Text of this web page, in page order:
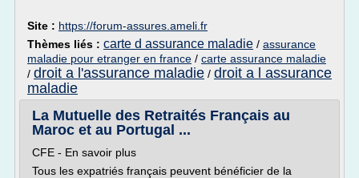
Site : https://forum-assures.ameli.fr
Thèmes liés : carte d assurance maladie / assurance
maladie pour etranger en france / carte assurance maladie
/ droit a l'assurance maladie / droit a l assurance
maladie
La Mutuelle des Retraités Français au
Maroc et au Portugal ...
CFE - En savoir plus
Tous les expatriés français peuvent bénéficier de la